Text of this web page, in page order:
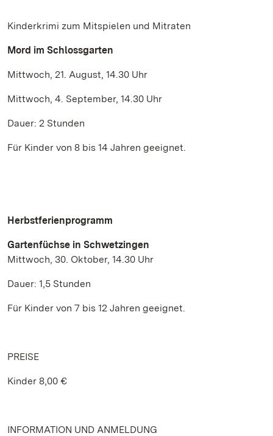
Kinderkrimi zum Mitspielen und Mitraten
Mord im Schlossgarten
Mittwoch, 21. August, 14.30 Uhr
Mittwoch, 4. September, 14.30 Uhr
Dauer: 2 Stunden
Für Kinder von 8 bis 14 Jahren geeignet.
Herbstferienprogramm
Gartenfüchse in Schwetzingen
Mittwoch, 30. Oktober, 14.30 Uhr
Dauer: 1,5 Stunden
Für Kinder von 7 bis 12 Jahren geeignet.
PREISE
Kinder 8,00 €
INFORMATION UND ANMELDUNG